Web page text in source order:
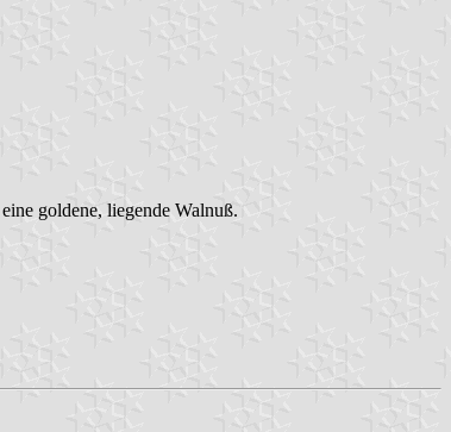
goldene, liegende Walnuß.